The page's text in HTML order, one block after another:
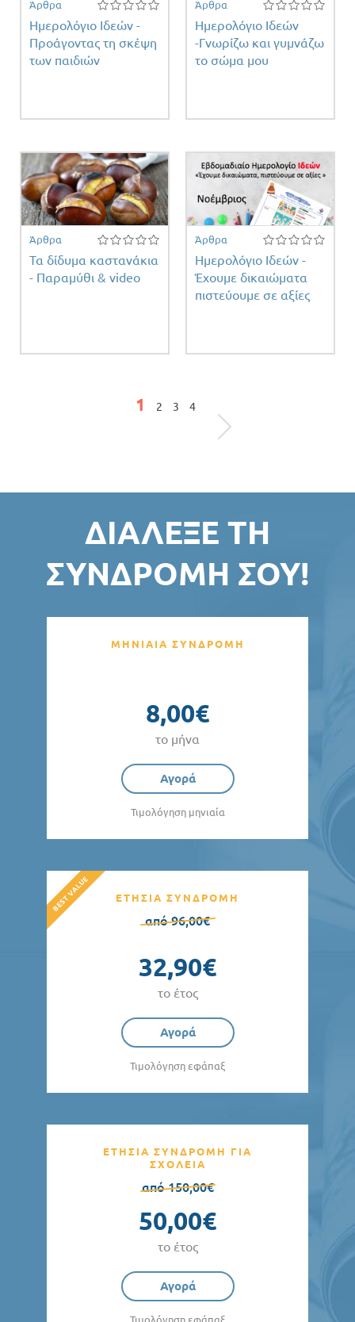
Άρθρα
Ημερολόγιο Ιδεών -
Προάγοντας τη σκέψη
των παιδιών
Άρθρα
Ημερολόγιο Ιδεών
-Γνωρίζω και γυμνάζω
το σώμα μου
Άρθρα
Τα δίδυμα καστανάκια
- Παραμύθι & video
Άρθρα
Ημερολόγιο Ιδεών -
Έχουμε δικαιώματα
πιστεύουμε σε αξίες
1 2 3 4
ΔΙΆΛΕΞΕ ΤΗ
ΣΥΝΔΡΟΜΉ ΣΟΥ!
ΜΗΝΙΑΙΑ ΣΥΝΔΡΟΜΗ
8,00€
το μήνα
Αγορά
Τιμολόγηση μηνιαία
ΕΤΗΣΙΑ ΣΥΝΔΡΟΜΗ
από 96,00€
32,90€
το έτος
Αγορά
Τιμολόγηση εφάπαξ
ΕΤΗΣΙΑ ΣΥΝΔΡΟΜΗ ΓΙΑ
ΣΧΟΛΕΙΑ
από 150,00€
50,00€
το έτος
Αγορά
Τιμολόγηση εφάπαξ